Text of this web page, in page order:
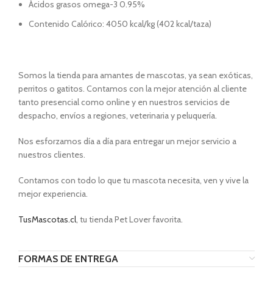
Ácidos grasos omega-3 0.95%
Contenido Calórico: 4050 kcal/kg (402 kcal/taza)
Somos la tienda para amantes de mascotas, ya sean exóticas,
perritos o gatitos. Contamos con la mejor atención al cliente
tanto presencial como online y en nuestros servicios de
despacho, envíos a regiones, veterinaria y peluquería.
Nos esforzamos día a día para entregar un mejor servicio a
nuestros clientes.
Contamos con todo lo que tu mascota necesita, ven y vive la
mejor experiencia.
TusMascotas.cl, tu tienda Pet Lover favorita.
FORMAS DE ENTREGA